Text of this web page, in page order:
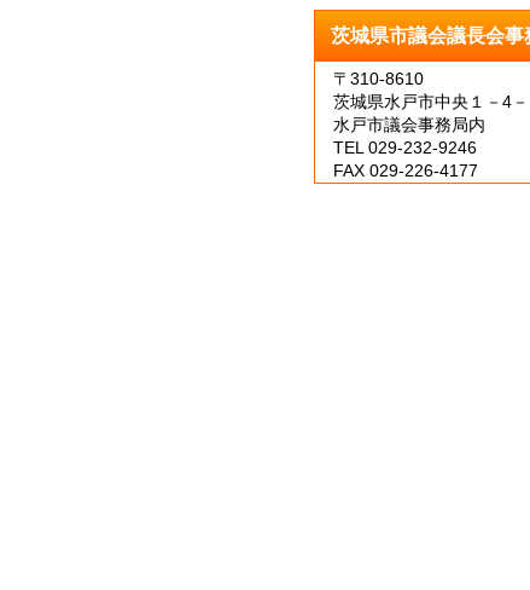
茨城県市議会議長会事
〒310-8610
茨城県水戸市中央１－4－
水戸市議会事務局内
TEL 029-232-9246
FAX 029-226-4177